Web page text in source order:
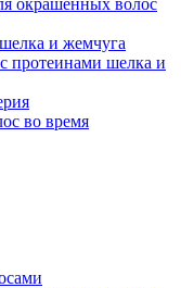
окрашенных волос
и жемчуга
протеинами шелка и
во время